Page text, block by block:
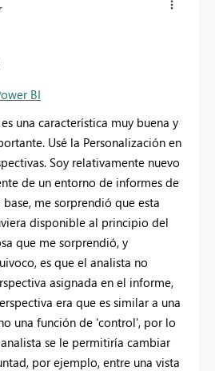
BI
una característica muy buena y
Usé la Personalización en
Soy relativamente nuevo
de un entorno de informes de
base, me sorprendió que esta
disponible al principio del
que me sorprendió, y
es que el analista no
asignada en el informe,
era que es similar a una
una función de 'control', por lo
se le permitiría cambiar
por ejemplo, entre una vista